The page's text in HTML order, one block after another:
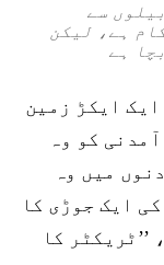
سے
ہے، لیکن
ہے
میں ایک ایکڑ زمین
کو وہ
میں وہ
ایک جوڑی کا
کا